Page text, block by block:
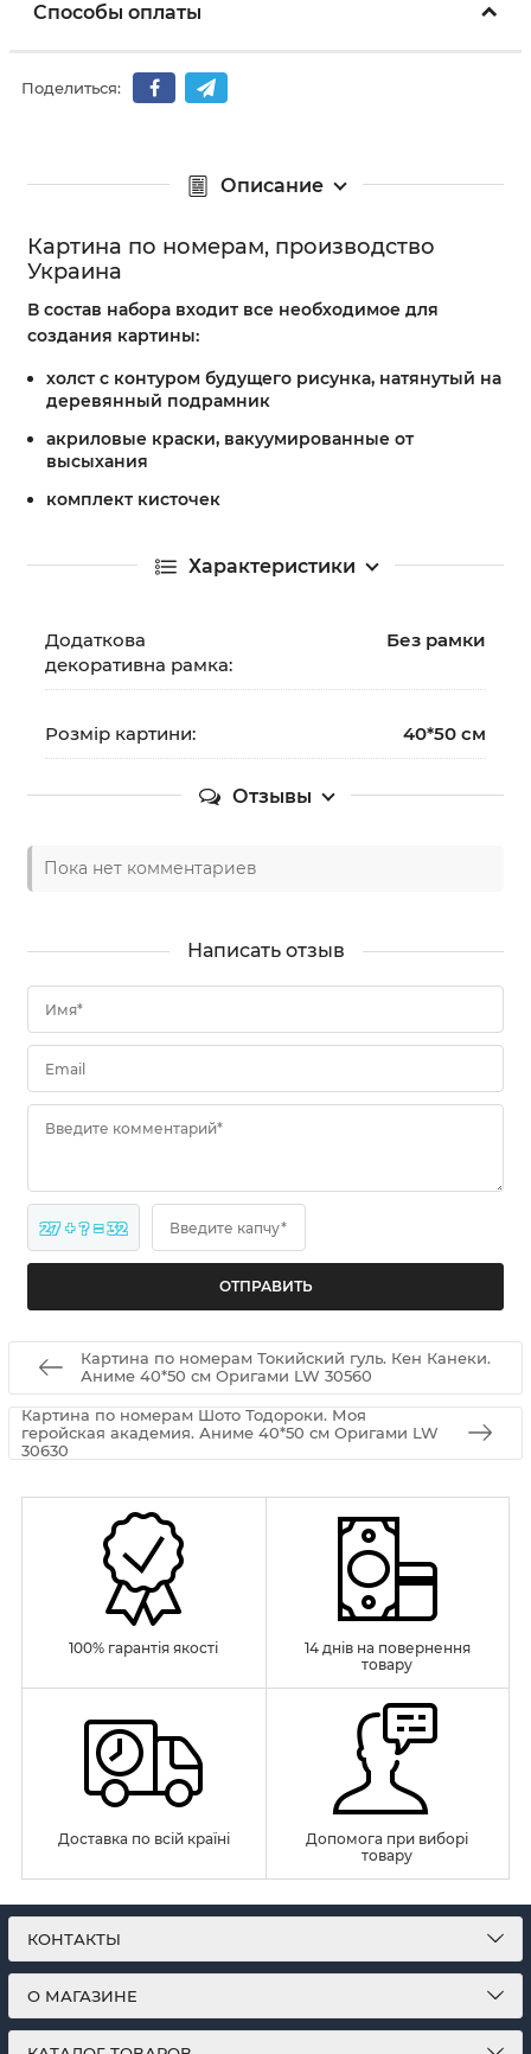
Способы оплаты
Поделиться:
Описание
Картина по номерам, производство
Украина
В состав набора входит все необходимое для
создания картины:
холст с контуром будущего рисунка, натянутый на
деревянный подрамник
акриловые краски, вакуумированные от
высыхания
комплект кисточек
Характеристики
Додаткова
декоративна рамка:
Без рамки
Розмір картини: 40*50 см
Отзывы
Пока нет комментариев
Написать отзыв
Имя*
Email
Введите комментарий*
27 + ? = 32 Введите капчу*
Картина по номерам Токийский гуль. Кен Канеки.
Аниме 40*50 см Оригами LW 30560
Картина по номерам Шото Тодороки. Моя
геройская академия. Аниме 40*50 см Оригами LW
30630
100% гарантія якості
14 днів на повернення
товару
Доставка по всій країні
Допомога при виборі
товару
КОНТАКТЫ
О МАГАЗИНЕ